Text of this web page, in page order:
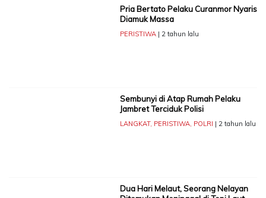
Pria Bertato Pelaku Curanmor Nyaris
Diamuk Massa
PERISTIWA| 2 tahun lalu
Sembunyi di Atap Rumah Pelaku
Jambret Terciduk Polisi
LANGKAT, PERISTIWA, POLRI | 2 tahun lalu
Dua Hari Melaut, Seorang Nelayan